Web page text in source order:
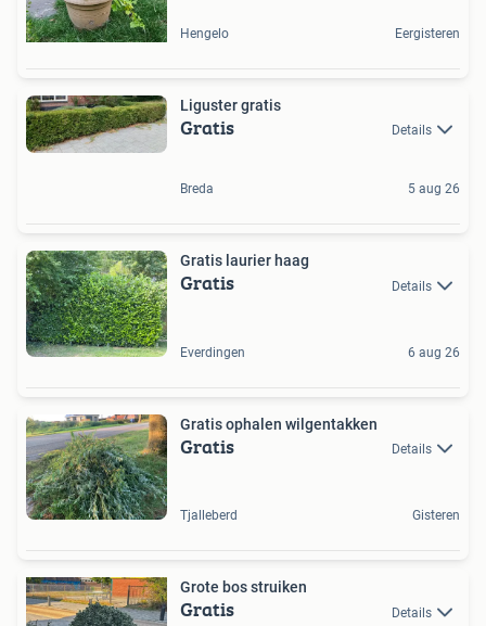
Hengelo Eergisteren
Liguster gratis
Gratis Details
Breda 5 aug 26
Gratis laurier haag
Gratis Details
Everdingen 6 aug 26
Gratis ophalen wilgentakken
Gratis Details
Tjalleberd Gisteren
Grote bos struiken
Gratis Details